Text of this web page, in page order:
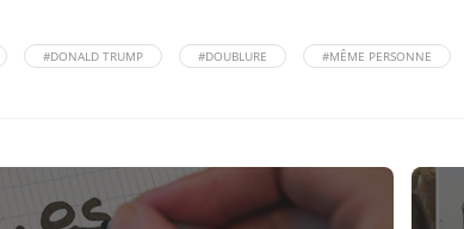
#DONALD TRUMP #DOUBLURE #MÊME PERSONNE